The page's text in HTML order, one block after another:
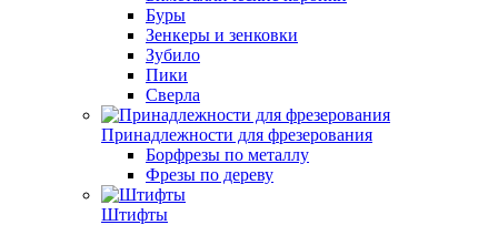
Буры
Зенкеры и зенковки
Зубило
Пики
Сверла
Принадлежности для фрезерования
Борфрезы по металлу
Фрезы по дереву
Штифты